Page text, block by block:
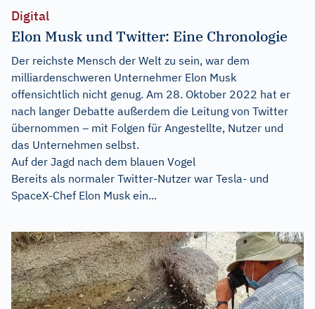
Digital
Elon Musk und Twitter: Eine Chronologie
Der reichste Mensch der Welt zu sein, war dem
milliardenschweren Unternehmer Elon Musk
offensichtlich nicht genug. Am 28. Oktober 2022 hat er
nach langer Debatte außerdem die Leitung von Twitter
übernommen – mit Folgen für Angestellte, Nutzer und
das Unternehmen selbst.
Auf der Jagd nach dem blauen Vogel
Bereits als normaler Twitter-Nutzer war Tesla- und
SpaceX-Chef Elon Musk ein...